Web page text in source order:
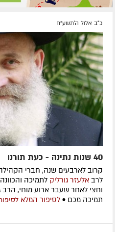
כ"ב אלול ה׳תשע״ח
40 שנות נתינה - כעת תורנו
קרוב לארבעים שנה, חברי הקהילה
לרב אלעזר גורליק לתמיכה
וחצי לאחר שעבר ארוע מוחי, הרב
תמיכה מכם • לסיפור המלא